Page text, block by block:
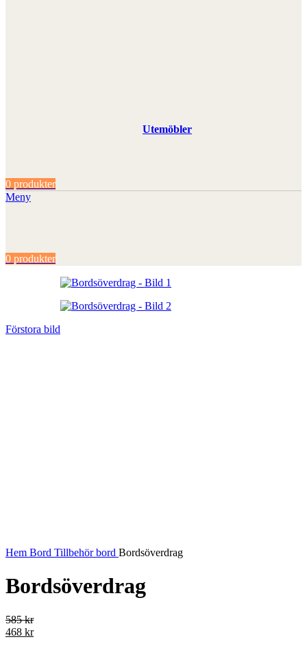
Utemöbler
0 produkter
Meny
0 produkter
Förstora bild
Hem Bord Tillbehör bord Bordsöverdrag
Bordsöverdrag
585kr
468 kr